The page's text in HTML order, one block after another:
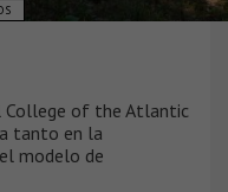
College of the Atlantic
tanto en la
modelo de